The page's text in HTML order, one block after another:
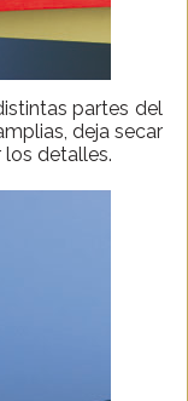
partes del
deja secar
detalles.